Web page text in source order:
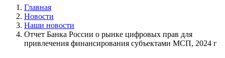
Главная
Новости
Наши новости
Отчет Банка России о рынке цифровых прав для
привлечения финансирования субъектами МСП, 2024 г